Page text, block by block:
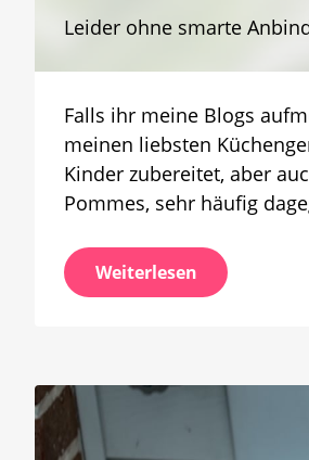
Leider ohne smarte
Falls ihr meine Blogs
meinen liebsten
Kinder zubereitet, aber
Pommes, sehr häufig
Weiterlesen